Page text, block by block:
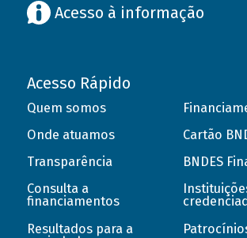
Acesso à informação
Acesso Rápido
Quem somos
Onde atuamos
Transparência
Consulta a
financiamentos
Resultados para a
Cartão
BNDES